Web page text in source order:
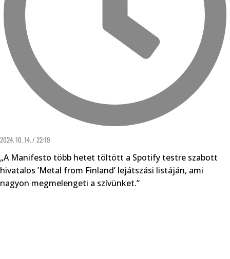
2024. 10. 14. / 22:19
„A Manifesto több hetet töltött a Spotify testre szabott
hivatalos ’Metal from Finland’ lejátszási listáján, ami
nagyon megmelengeti a szívünket.”